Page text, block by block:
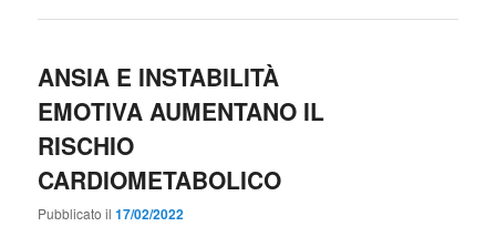
ANSIA E INSTABILITÀ
EMOTIVA AUMENTANO IL
RISCHIO
CARDIOMETABOLICO
Pubblicato il17/02/2022